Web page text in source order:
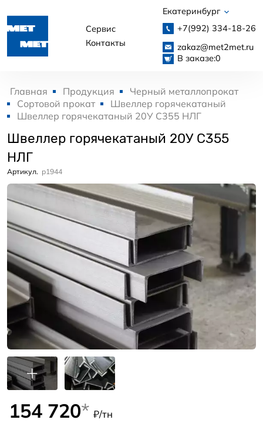
Сервис
Контакты
Екатеринбург
+7(992) 334-18-26
zakaz@met2met.ru
В заказе:0
Главная Продукция
Черный металлопрокат
Сортовой прокат
Швеллер горячекатаный
Швеллер горячекатаный 20У С355 НЛГ
Швеллер горячекатаный 20У С355
НЛГ
Артикул. p1944
154 720* ₽/тн